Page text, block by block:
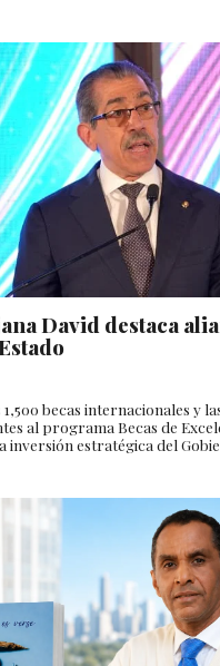
David destaca
1,500 becas internacionales y
al programa Becas de
inversión estratégica del